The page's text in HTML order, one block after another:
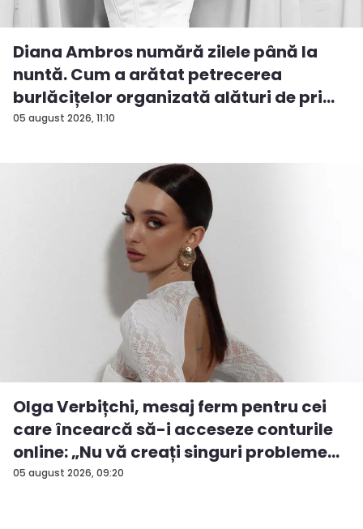
05 august 2026, 11:10
Diana Ambros numără zilele până la
nuntă. Cum a arătat petrecerea
burlăcițelor organizată alături de pri...
05 august 2026, 09:20
Olga Verbițchi, mesaj ferm pentru cei
care încearcă să-i acceseze conturile
online: „Nu vă creați singuri probleme...